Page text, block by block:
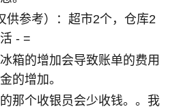
供参考）：超市2个，仓库2
- =
箱的增加会导致账单的费用
的增加。
那个收银员会少收钱。。我